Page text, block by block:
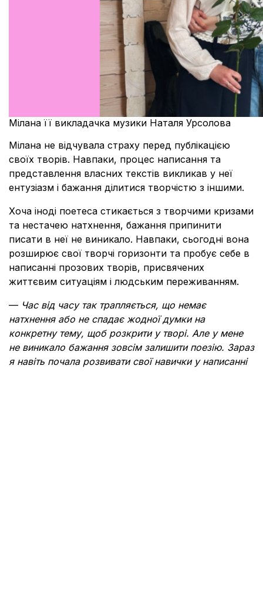
Мілана її викладачка музики Наталя Урсолова
Мілана не відчувала страху перед публікацією
своїх творів. Навпаки, процес написання та
представлення власних текстів викликав у неї
ентузіазм і бажання ділитися творчістю з іншими.
Хоча іноді поетеса стикається з творчими кризами
та нестачею натхнення, бажання припинити
писати в неї не виникало. Навпаки, сьогодні вона
розширює свої творчі горизонти та пробує себе в
написанні прозових творів, присвячених
життєвим ситуаціям і людським переживанням.
— Час від часу так трапляється, що немає
натхнення або не спадає жодної думки на
конкретну тему, щоб розкрити у творі. Але у мене
не виникало бажання зовсім залишити поезію. Зараз
я навіть почала розвивати свої навички у написанні